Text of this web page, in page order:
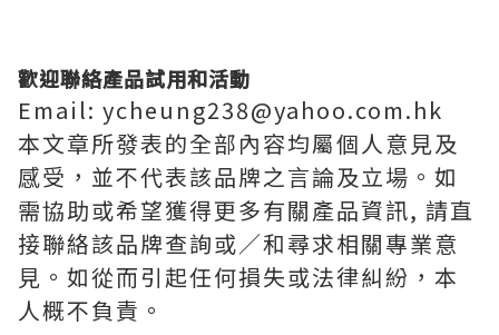
歡迎聯絡產品試用和活動
Email: ycheung238@yahoo.com.hk
本文章所發表的全部內容均屬個人意見及
感受，並不代表該品牌之言論及立場。如
需協助或希望獲得更多有關產品資訊, 請直
接聯絡該品牌查詢或∕和尋求相關專業意
見。如從而引起任何損失或法律糾紛，本
人概不負責。